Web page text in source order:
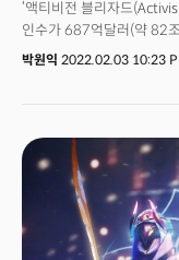
‘액티비전 블리자드
인수가 687억달러(약 82
기록한 이번 거래(deal)의
선두주자인 엔비디아·인
스타트업까지 쟁쟁한 기업
메타버스를 단순한 유행
그러나 글로벌 기술 업체
어렵다. 메타버스라는 단어
흐르는 관련 기술·산업적
박원익 2022.02.03 10:23